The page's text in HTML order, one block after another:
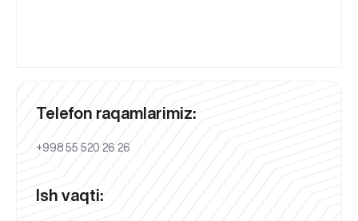
Telefon raqamlarimiz:
+998 55 520 26 26
Ish vaqti: